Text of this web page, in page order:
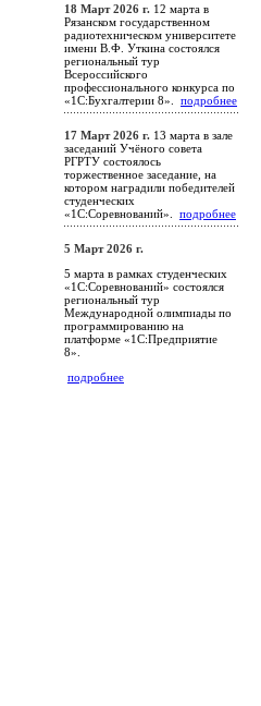
18 Март 2026 г. 12 марта в
Рязанском государственном
радиотехническом университете
имени В.Ф. Уткина состоялся
региональный тур
Всероссийского
профессионального конкурса по
«1С:Бухгалтерии 8». подробнее
17 Март 2026 г. 13 марта в зале
заседаний Учёного совета
РГРТУ состоялось
торжественное заседание, на
котором наградили победителей
студенческих
«1С:Соревнований». подробнее
5 Март 2026 г.
5 марта в рамках студенческих
«1С:Соревнований» состоялся
региональный тур
Международной олимпиады по
программированию на
платформе «1С:Предприятие
8».
подробнее